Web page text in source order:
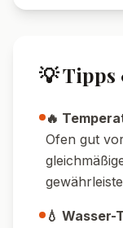
💡
🔥
Ofen gut
💧 Wasser-